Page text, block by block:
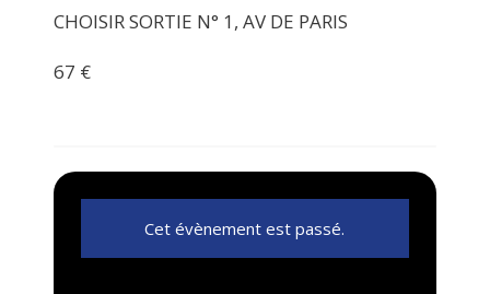
CHOISIR SORTIE N° 1, AV DE PARIS
67 €
Cet évènement est passé.